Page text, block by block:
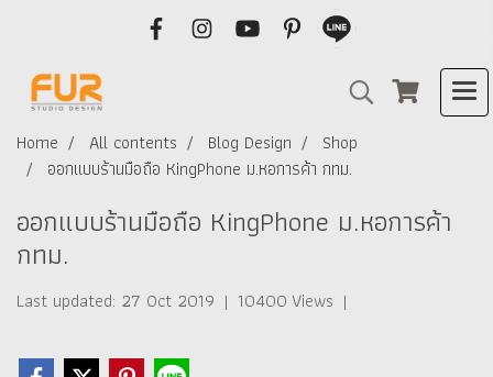
Home All contents Blog Design
Shop
ออกแบบร้านมือถือ KingPhone ม.หอการค้า กทม.
ออกแบบร้านมือถือ KingPhone ม.หอการค้า
กทม.
Last updated: 27 Oct 2019 | 10400 Views |